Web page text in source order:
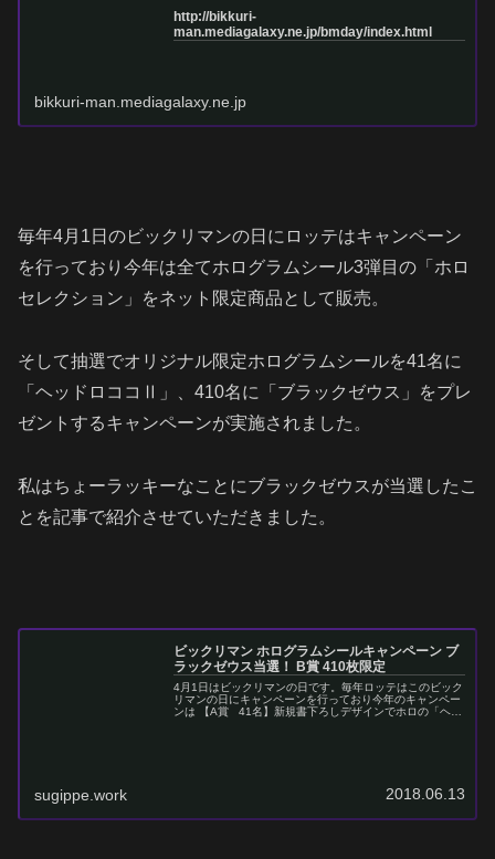
http://bikkuri-
man.mediagalaxy.ne.jp/bmday/index.html
bikkuri-man.mediagalaxy.ne.jp
毎年4月1日のビックリマンの日にロッテはキャンペーン
を行っており今年は全てホログラムシール3弾目の「ホロ
セレクション」をネット限定商品として販売。
そして抽選でオリジナル限定ホログラムシールを41名に
「ヘッドロココⅡ」、410名に「ブラックゼウス」をプレ
ゼントするキャンペーンが実施されました。
私はちょーラッキーなことにブラックゼウスが当選したこ
とを記事で紹介させていただきました。
ビックリマン ホログラムシールキャンペーン ブ
ラックゼウス当選！ B賞 410枚限定
4月1日はビックリマンの日です。毎年ロッテはこのビック
リマンの日にキャンペーンを行っており今年のキャンペー
ンは 【A賞 41名】新規書下ろしデザインでホロの「ヘッ
sugippe.work 2018.06.13